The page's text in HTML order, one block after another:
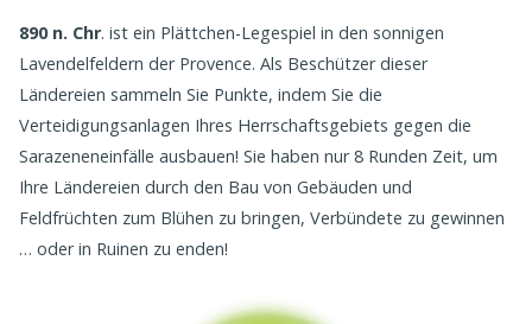
890 n. Chr. ist ein Plättchen-Legespiel in den sonnigen
Lavendelfeldern der Provence. Als Beschützer dieser
Ländereien sammeln Sie Punkte, indem Sie die
Verteidigungsanlagen Ihres Herrschaftsgebiets gegen die
Sarazeneneinfälle ausbauen! Sie haben nur 8 Runden Zeit, um
Ihre Ländereien durch den Bau von Gebäuden und
Feldfrüchten zum Blühen zu bringen, Verbündete zu gewinnen
… oder in Ruinen zu enden!